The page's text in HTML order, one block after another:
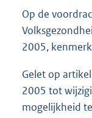
Op de
2005,
Gelet op
2005 tot
mogelijkheid